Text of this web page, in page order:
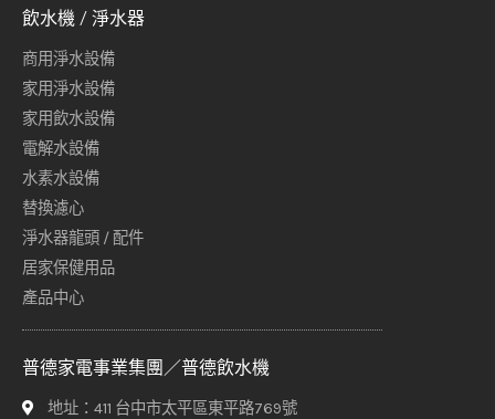
飲水機 / 淨水器
商用淨水設備
家用淨水設備
家用飲水設備
電解水設備
水素水設備
替換濾心
淨水器龍頭 / 配件
居家保健用品
產品中心
普德家電事業集團／普德飲水機
地址：411 台中市太平區東平路769號